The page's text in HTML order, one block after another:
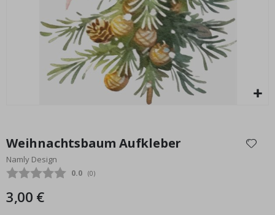
Personalisiertes Poster - Schwarz-Weiß-Herz-Fotocollage
Special
Price
15,00 €
Anfang
der
Bildgalerie
springen
Weihnachtsbaum Aufkleber
Namly Design
Durchschnittliche Bewertung:
0.0 (abgegebene bewertungen:
0)
3,00 €